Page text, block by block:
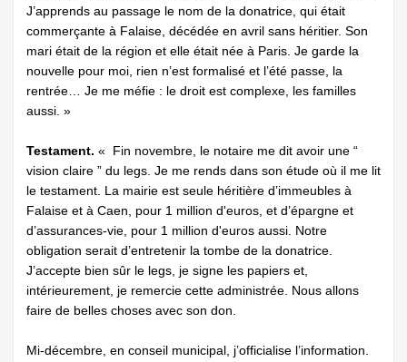
J’apprends au passage le nom de la donatrice, qui était
commerçante à Falaise, décédée en avril sans héritier. Son
mari était de la région et elle était née à Paris. Je garde la
nouvelle pour moi, rien n’est formalisé et l’été passe, la
rentrée… Je me méfie : le droit est complexe, les familles
aussi. »
Testament. « Fin novembre, le notaire me dit avoir une “
vision claire ” du legs. Je me rends dans son étude où il me lit
le testament. La mairie est seule héritière d’immeubles à
Falaise et à Caen, pour 1 million d'euros, et d’épargne et
d’assurances-vie, pour 1 million d'euros aussi. Notre
obligation serait d’entretenir la tombe de la donatrice.
J’accepte bien sûr le legs, je signe les papiers et,
intérieurement, je remercie cette administrée. Nous allons
faire de belles choses avec son don.
Mi-décembre, en conseil municipal, j’officialise l’information.